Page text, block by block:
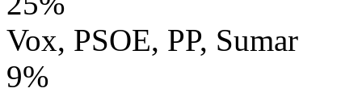
Vox, PSOE, PP, Sumar
9%